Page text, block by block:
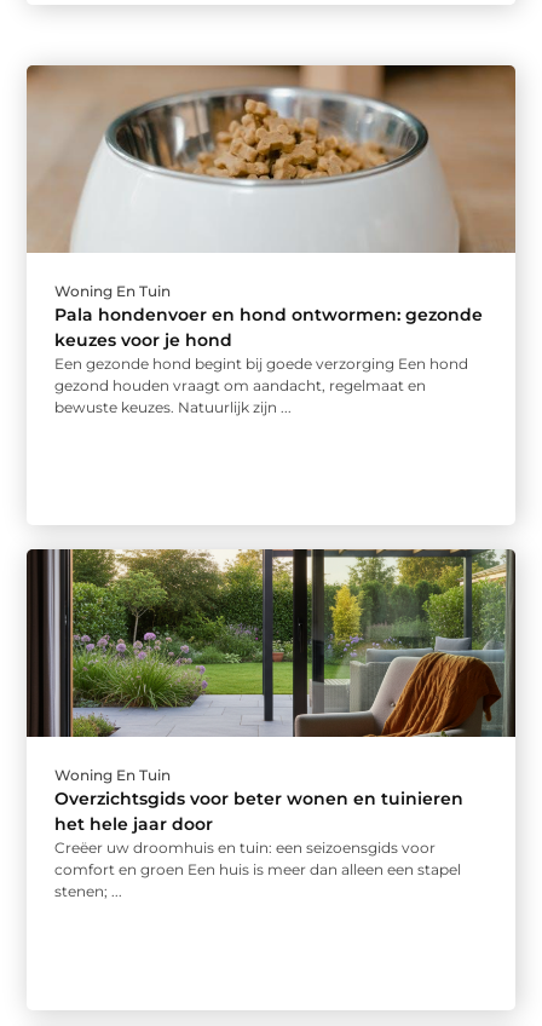
Woning En Tuin
Pala hondenvoer en hond ontwormen: gezonde
keuzes voor je hond
Een gezonde hond begint bij goede verzorging Een hond
gezond houden vraagt om aandacht, regelmaat en
bewuste keuzes. Natuurlijk zijn ...
Woning En Tuin
Overzichtsgids voor beter wonen en tuinieren
het hele jaar door
Creëer uw droomhuis en tuin: een seizoensgids voor
comfort en groen Een huis is meer dan alleen een stapel
stenen; ...